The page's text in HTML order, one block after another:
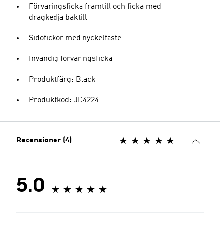
Förvaringsficka framtill och ficka med
dragkedja baktill
Sidofickor med nyckelfäste
Invändig förvaringsficka
Produktfärg: Black
Produktkod: JD4224
Recensioner (4)
5.0